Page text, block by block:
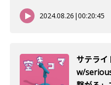
2024.08.26 |00:20:45
サテライ
w/